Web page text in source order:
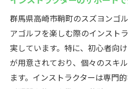
群馬県高崎市鞘町のスズヨンゴ
アゴルフを楽しむ際のインスト
実しています。特に、初心者向
が用意されており、個々のスキ
ます。インストラクターは専門